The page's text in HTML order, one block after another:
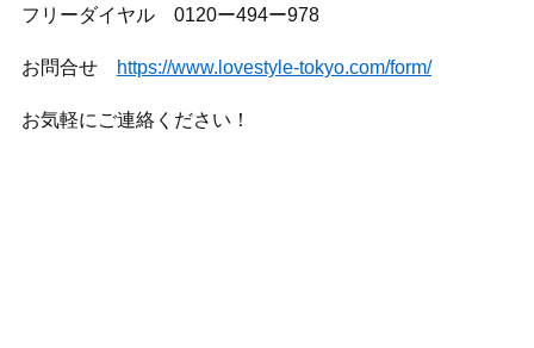
フリーダイヤル 0120ー494ー978
お問合せ https://www.lovestyle-tokyo.com/form/
お気軽にご連絡ください！